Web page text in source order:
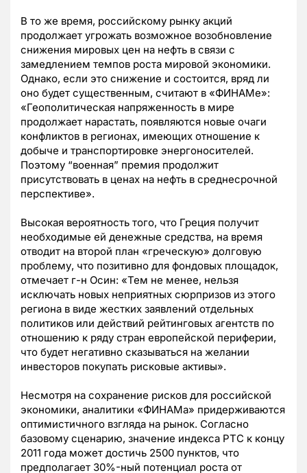
В то же время, российскому рынку акций
продолжает угрожать возможное возобновление
снижения мировых цен на нефть в связи с
замедлением темпов роста мировой экономики.
Однако, если это снижение и состоится, вряд ли
оно будет существенным, считают в «ФИНАМе»:
«Геополитическая напряженность в мире
продолжает нарастать, появляются новые очаги
конфликтов в регионах, имеющих отношение к
добыче и транспортировке энергоносителей.
Поэтому “военная” премия продолжит
присутствовать в ценах на нефть в среднесрочной
перспективе».
Высокая вероятность того, что Греция получит
необходимые ей денежные средства, на время
отводит на второй план «греческую» долговую
проблему, что позитивно для фондовых площадок,
отмечает г-н Осин: «Тем не менее, нельзя
исключать новых неприятных сюрпризов из этого
региона в виде жестких заявлений отдельных
политиков или действий рейтинговых агентств по
отношению к ряду стран европейской периферии,
что будет негативно сказываться на желании
инвесторов покупать рисковые активы».
Несмотря на сохранение рисков для российской
экономики, аналитики «ФИНАМа» придерживаются
оптимистичного взгляда на рынок. Согласно
базовому сценарию, значение индекса РТС к концу
2011 года может достичь 2500 пунктов, что
предполагает 30%-ный потенциал роста от